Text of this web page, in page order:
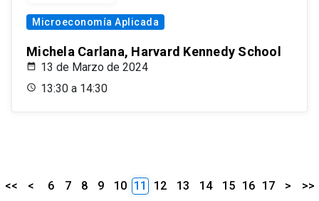
Microeconomía Aplicada
Michela Carlana, Harvard Kennedy School
13 de Marzo de 2024
13:30 a 14:30
<< < 6 7 8 9 10 11 12 13 14 15 16 17 > >>